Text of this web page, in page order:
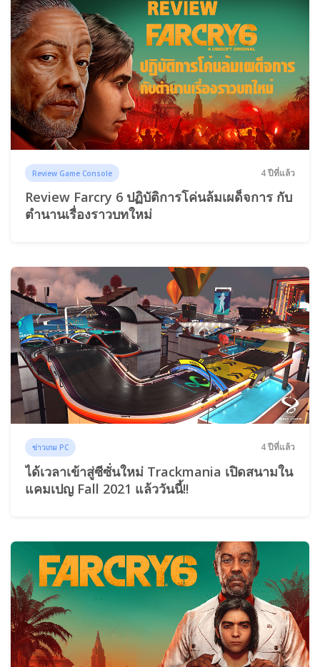
Review Game Console 4 ปีที่แล้ว
Review Farcry 6 ปฏิบัติการโค่นล้มเผด็จการ กับ
ตำนานเรื่องราวบทใหม่
ข่าวเกม PC 4 ปีที่แล้ว
ได้เวลาเข้าสู่ซีซั่นใหม่ Trackmania เปิดสนามใน
แคมเปญ Fall 2021 แล้ววันนี้!!